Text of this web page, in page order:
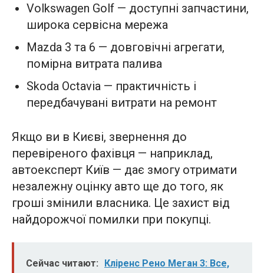
Volkswagen Golf — доступні запчастини,
широка сервісна мережа
Mazda 3 та 6 — довговічні агрегати,
помірна витрата палива
Skoda Octavia — практичність і
передбачувані витрати на ремонт
Якщо ви в Києві, звернення до
перевіреного фахівця — наприклад,
автоексперт Київ — дає змогу отримати
незалежну оцінку авто ще до того, як
гроші змінили власника. Це захист від
найдорожчої помилки при покупці.
Сейчас читают:
Кліренс Рено Меган 3: Все,